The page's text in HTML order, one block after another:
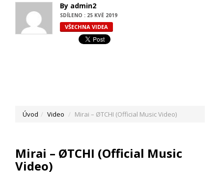
By admin2
SDÍLENO : 25 KVĚ 2019
VŠECHNA VIDEA
Úvod Video Mirai – ØTCHI (Official Music Video)
Mirai – ØTCHI (Official Music
Video)